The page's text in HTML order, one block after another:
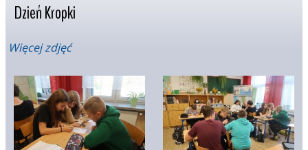
Dzień Kropki
Więcej zdjęć